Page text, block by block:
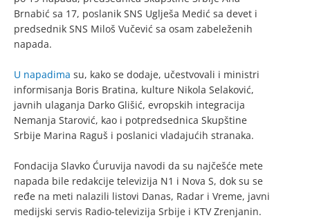
Brnabić sa 17, poslanik SNS Uglješa Medić sa devet i
predsednik SNS Miloš Vučević sa osam zabeleženih
napada.
U napadima su, kako se dodaje, učestvovali i ministri
informisanja Boris Bratina, kulture Nikola Selaković,
javnih ulaganja Darko Glišić, evropskih integracija
Nemanja Starović, kao i potpredsednica Skupštine
Srbije Marina Raguš i poslanici vladajućih stranaka.
Fondacija Slavko Ćuruvija navodi da su najčešće mete
napada bile redakcije televizija N1 i Nova S, dok su se
ređe na meti nalazili listovi Danas, Radar i Vreme, javni
medijski servis Radio-televizija Srbije i KTV Zrenjanin.